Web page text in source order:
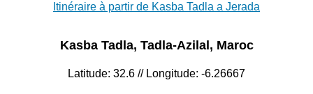
Itinéraire à partir de Kasba Tadla a Jerada
Kasba Tadla, Tadla-Azilal, Maroc
Latitude: 32.6 // Longitude: -6.26667